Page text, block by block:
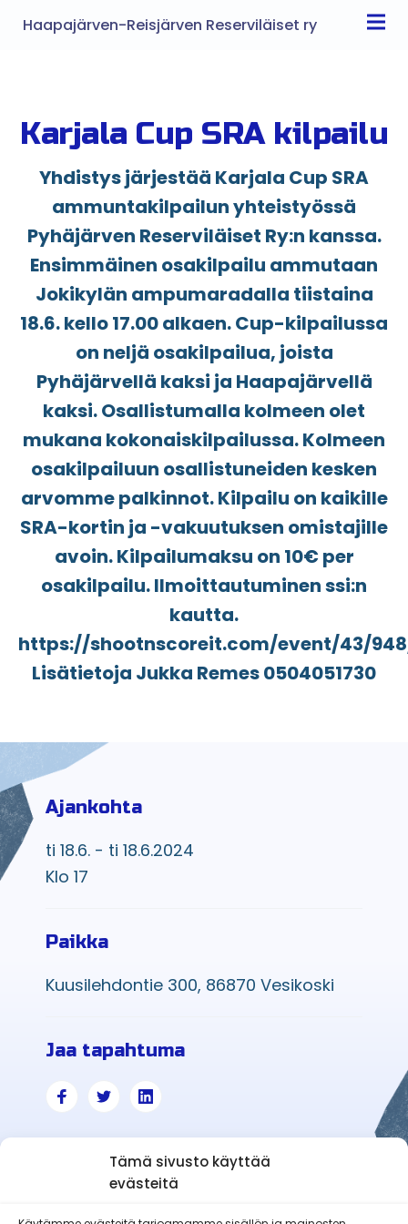
Tämä sivusto käyttää
evästeitä
Haapajärven-Reisjärven Reserviläiset ry
Karjala Cup SRA kilpailu
Yhdistys järjestää Karjala Cup SRA
ammuntakilpailun yhteistyössä
Pyhäjärven Reserviläiset Ry:n kanssa.
Ensimmäinen osakilpailu ammutaan
Jokikylän ampumaradalla tiistaina
18.6. kello 17.00 alkaen. Cup-kilpailussa
on neljä osakilpailua, joista
Pyhäjärvellä kaksi ja Haapajärvellä
kaksi. Osallistumalla kolmeen olet
mukana kokonaiskilpailussa. Kolmeen
osakilpailuun osallistuneiden kesken
arvomme palkinnot. Kilpailu on kaikille
SRA-kortin ja -vakuutuksen omistajille
avoin. Kilpailumaksu on 10€ per
osakilpailu. Ilmoittautuminen ssi:n
kautta.
https://shootnscoreit.com/event/43/
Lisätietoja Jukka Remes 0504051730
Ajankohta
ti 18.6. - ti 18.6.2024
Klo 17
Paikka
Kuusilehdontie 300, 86870 Vesikoski
Jaa tapahtuma